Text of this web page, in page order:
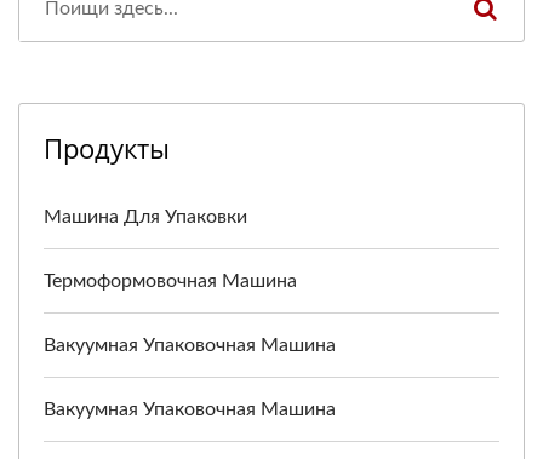
Продукты
Машина Для Упаковки
Термоформовочная Машина
Вакуумная Упаковочная Машина
Вакуумная Упаковочная Машина